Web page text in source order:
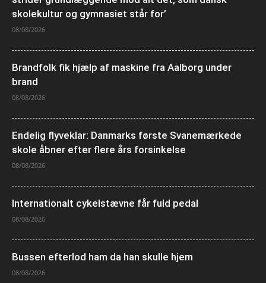
skolekultur og gymnasiet står for’
08/08/2026
Brandfolk fik hjælp af maskine fra Aalborg under
brand
08/08/2026
Endelig flyveklar: Danmarks første Svanemærkede
skole åbner efter flere års forsinkelse
08/08/2026
Internationalt cykelstævne får fuld pedal
08/08/2026
Bussen efterlod ham da han skulle hjem
08/08/2026